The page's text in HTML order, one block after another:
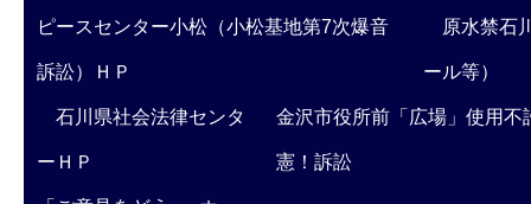
ピースセンター小松（小松基地第7次爆音
訴訟）ＨＰ
原水禁石
ール等）
石川県社会法律センタ
ーＨＰ
金沢市役所前「広場」使用不
憲！訴訟